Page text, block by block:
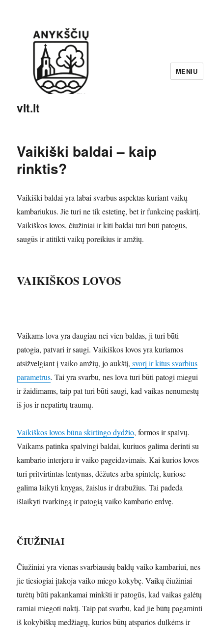
vlt.lt
MENIU
Vaikiški baldai – kaip
rinktis?
Vaikiški baldai yra labai svarbus aspektas kuriant vaikų
kambariukus. Jie turi ne tik estetinę, bet ir funkcinę paskirtį.
Vaikiškos lovos, čiužiniai ir kiti baldai turi būti patogūs,
saugūs ir atitikti vaikų poreikius ir amžių.
VAIKIŠKOS LOVOS
Vaikams lova yra daugiau nei vien baldas, ji turi būti
patogia, patvari ir saugi. Vaikiškos lovos yra kuriamos
atsižvelgiant į vaiko amžių, jo aukštį, svorį ir kitus svarbius
parametrus. Tai yra svarbu, nes lova turi būti patogi miegui
ir žaidimams, taip pat turi būti saugi, kad vaikas nenumestų
iš jos ir nepatirtų traumų.
Vaikiškos lovos būna skirtingo dydžio, formos ir spalvų.
Vaikams patinka spalvingi baldai, kuriuos galima derinti su
kambario interjeru ir vaiko pageidavimais. Kai kurios lovos
turi pritvirtintas lentynas, dėžutes arba spintelę, kuriose
galima laikyti knygas, žaislus ir drabužius. Tai padeda
išlaikyti tvarkingą ir patogią vaiko kambario erdvę.
ČIUŽINIAI
Čiužiniai yra vienas svarbiausių baldų vaiko kambariui, nes
jie tiesiogiai įtakoja vaiko miego kokybę. Vaikų čiužiniai
turėtų būti pakankamai minkšti ir patogūs, kad vaikas galėtų
ramiai miegoti naktį. Taip pat svarbu, kad jie būtų pagaminti
iš kokybiškų medžiagų, kurios būtų atsparios dulkėms ir